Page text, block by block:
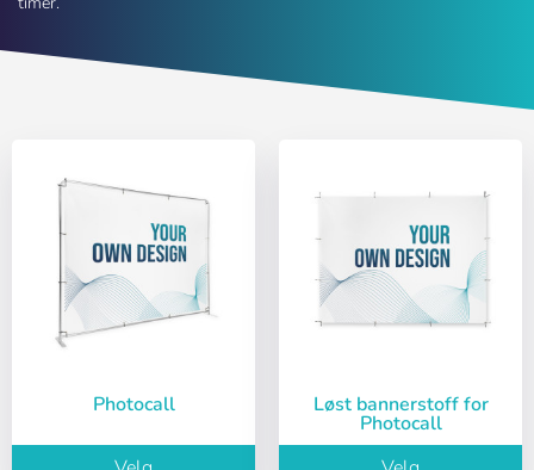
Photocall Løst bannerstoff for
Photocall